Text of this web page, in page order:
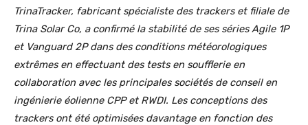
TrinaTracker, fabricant spécialiste des trackers et filiale de
Trina Solar Co, a confirmé la stabilité de ses séries Agile 1P
et Vanguard 2P dans des conditions météorologiques
extrêmes en effectuant des tests en soufflerie en
collaboration avec les principales sociétés de conseil en
ingénierie éolienne CPP et RWDI. Les conceptions des
trackers ont été optimisées davantage en fonction des